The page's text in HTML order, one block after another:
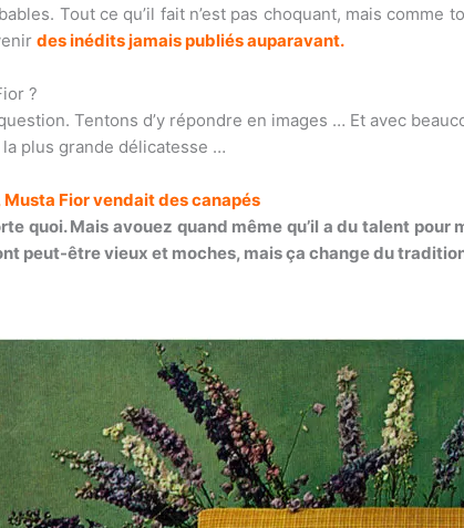
Tout ce qu’il fait n’est pas choquant, mais
des inédits jamais publiés auparavant.
?
Tentons d’y répondre en images … Et avec
plus grande délicatesse …
Musta Fior vendait des canapés
quoi. Mais avouez quand même qu’il a du talent
peut-être vieux et moches, mais ça change du